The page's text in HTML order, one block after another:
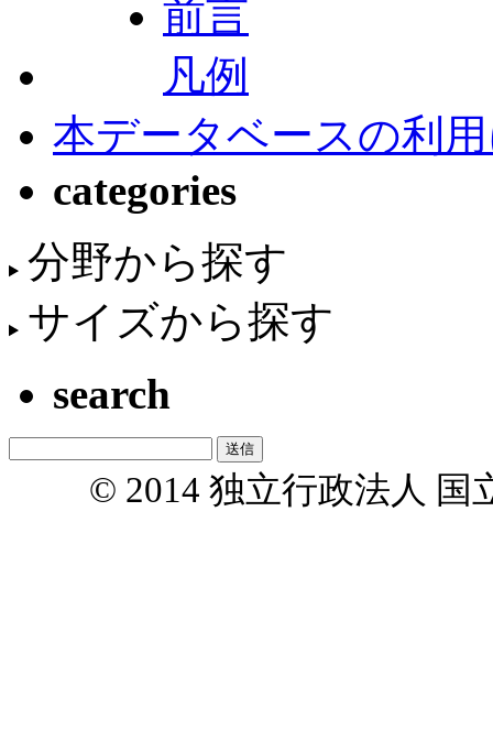
前言
凡例
本データベースの利
categories
分野から探す
サイズから探す
search
© 2014 独立行政法人 国